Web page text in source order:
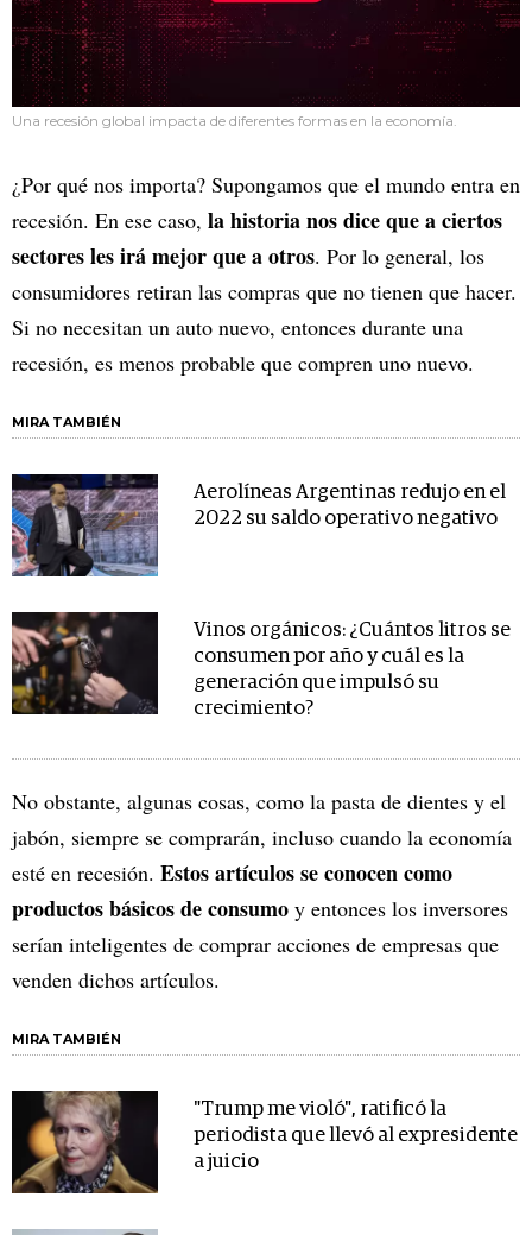
Una recesión global impacta de diferentes formas en la economía.
¿Por qué nos importa? Supongamos que el mundo entra en
recesión. En ese caso, la historia nos dice que a ciertos
sectores les irá mejor que a otros. Por lo general, los
consumidores retiran las compras que no tienen que hacer.
Si no necesitan un auto nuevo, entonces durante una
recesión, es menos probable que compren uno nuevo.
MIRA TAMBIÉN
Aerolíneas Argentinas redujo en el
2022 su saldo operativo negativo
Vinos orgánicos: ¿Cuántos litros se
consumen por año y cuál es la
generación que impulsó su
crecimiento?
No obstante, algunas cosas, como la pasta de dientes y el
jabón, siempre se comprarán, incluso cuando la economía
esté en recesión. Estos artículos se conocen como
productos básicos de consumo y entonces los inversores
serían inteligentes de comprar acciones de empresas que
venden dichos artículos.
MIRA TAMBIÉN
"Trump me violó", ratificó la
periodista que llevó al expresidente
a juicio